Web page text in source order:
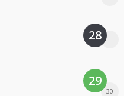
28
29
30